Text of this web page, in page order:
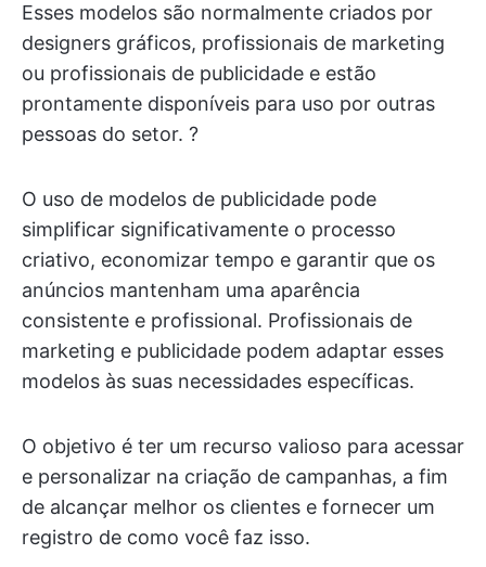
Esses modelos são normalmente criados por
designers gráficos, profissionais de marketing
ou profissionais de publicidade e estão
prontamente disponíveis para uso por outras
pessoas do setor. ?
O uso de modelos de publicidade pode
simplificar significativamente o processo
criativo, economizar tempo e garantir que os
anúncios mantenham uma aparência
consistente e profissional. Profissionais de
marketing e publicidade podem adaptar esses
modelos às suas necessidades específicas.
O objetivo é ter um recurso valioso para acessar
e personalizar na criação de campanhas, a fim
de alcançar melhor os clientes e fornecer um
registro de como você faz isso.